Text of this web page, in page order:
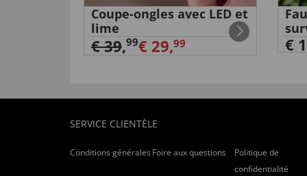
Coupe-ongles avec LED et
lime
€ 39,99€ 29,99 €
SERVICE CLIENTÈLE
Conditions générales Foire aux questions
Politique de
confidentialité